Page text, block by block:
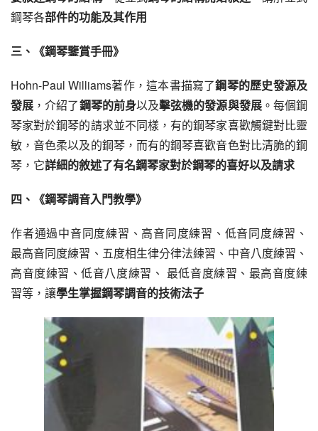
鋼琴各部件的功能及其作用
三、《鋼琴鑒賞手冊》
Hohn-Paul Williams著作，這本書描寫了鋼琴的歷史發源及
發展 ，介紹了鋼琴的前身以及擊弦機的發源與發展。每個鋼
琴家對於鋼琴的請求並不同樣，有的鋼琴家喜歡觸鍵對比靈
敏，音色柔以及的鋼琴，而有的鋼琴喜歡音色對比清脆的鋼
琴，它詳細的敘述了有名鋼琴家對於鋼琴的喜好以及請求
四、《鋼琴調音入門教學》
作者通過中音同度練習、高音同度練習、低音同度練習、
最高音同度練習、五度相生律分律法練習、中音八度練習、
高音度練習、低音八度練習、 最低音度練習、最高音度練
習等，讓學生掌握鋼琴調音的技術法子